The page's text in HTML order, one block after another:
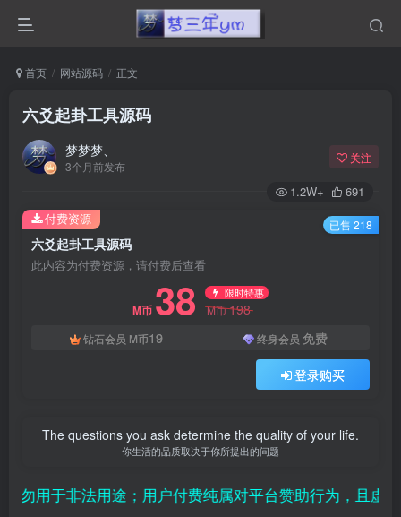
首页 网站源码 正文
六爻起卦工具源码
梦梦梦、
3个月前发布
关注
1.2W+ 691
六爻起卦工具源码
此内容为付费资源，请付费后查看
M币 38 限时特惠
M币198
钻石会员 M币19 终身会员 免费
登录购买
付费资源 已售 218
The questions you ask determine the quality of your life.
你生活的品质取决于你所提出的问题
用于非法用途；用户付费纯属对平台赞助行为，且虚拟